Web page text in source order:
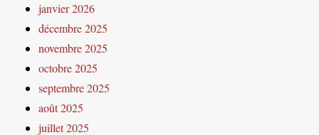
janvier 2026
décembre 2025
novembre 2025
octobre 2025
septembre 2025
août 2025
juillet 2025